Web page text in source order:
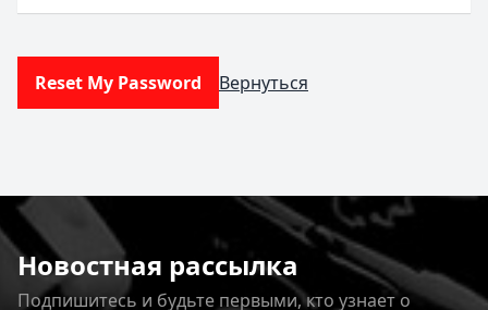
Reset My Password Вернуться
Новостная рассылка
Подпишитесь и будьте первыми, кто узнает о